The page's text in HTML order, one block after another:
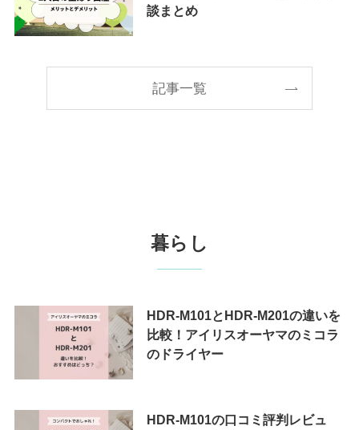
談まとめ
記事一覧
暮らし
HDR-M101とHDR-M201の違いを
比較！アイリスオーヤマのミコラ
のドライヤー
HDR-M101の口コミ評判レビュ